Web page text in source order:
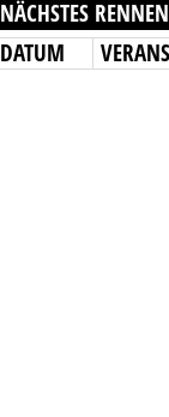
NÄCHSTES
DATUM